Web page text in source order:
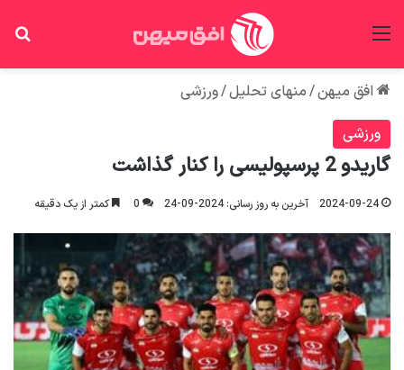
افق میهن/منهای تحلیل/ورزشی
ورزشی
گاریدو 2 پرسپولیسی را کنار گذاشت
2024-09-24 آخرین به روز رسانی: 2024-09-24 0 کمتر از یک دقیقه